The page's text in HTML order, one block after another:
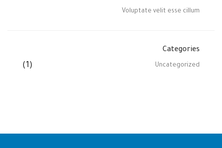
Voluptate velit esse cillum
Categories
Uncategorized
(1)